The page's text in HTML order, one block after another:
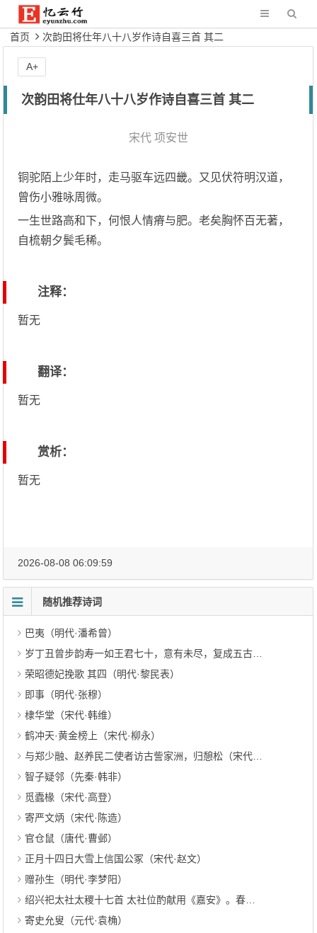
首页 次韵田将仕年八十八岁作诗自喜三首 其二
次韵田将仕年八十八岁作诗自喜三首 其二
宋代 项安世
铜驼陌上少年时，走马驱车远四畿。又见伏符明汉道，
曾伤小雅咏周微。
一生世路高和下，何恨人情瘠与肥。老矣胸怀百无著，
自梳朝夕鬓毛稀。
注释：
暂无
翻译：
暂无
赏析：
暂无
A+
2026-08-08 06:09:59
随机推荐诗词
巴夷（明代·潘希曾）
岁丁丑曾步韵寿一如王君七十，意有未尽，复成五古一首（清代·赵廷赓）
荣昭德妃挽歌 其四（明代·黎民表）
即事（明代·张穆）
棣华堂（宋代·韩维）
鹤冲天·黄金榜上（宋代·柳永）
与郑少融、赵养民二使者访古訾家洲，归憩松（宋代·范成大）
智子疑邻（先秦·韩非）
觅蠹椽（宋代·高登）
寄严文炳（宋代·陈造）
官仓鼠（唐代·曹邺）
正月十四日大雪上信国公冢（宋代·赵文）
赠孙生（明代·李梦阳）
绍兴祀太社太稷十七首 太社位酌献用《嘉安》。春社太稷、土正、后稷通用。（宋代·郊庙朝会歌辞）
寄史允叟（元代·袁桷）